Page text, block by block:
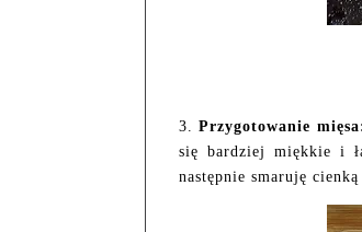
3.Przygotowanie
się bardziej miękkie i
następnie smaruję